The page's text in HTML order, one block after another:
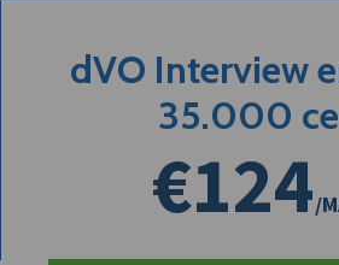
dVO Interview
35.000
€124/